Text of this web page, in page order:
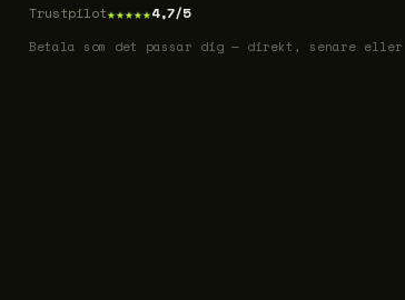
Trustpilot★★★★★4,7/5
Betala som det passar dig — direkt, senare eller